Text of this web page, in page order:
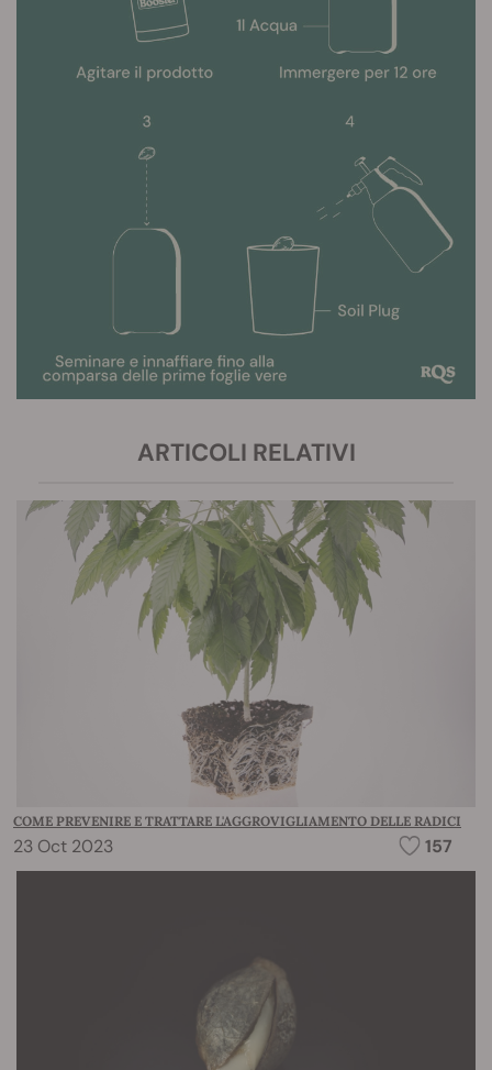
ARTICOLI RELATIVI
COME PREVENIRE E TRATTARE L'AGGROVIGLIAMENTO DELLE RADICI
23 Oct 2023 157